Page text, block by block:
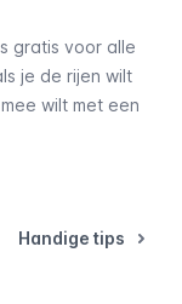
gratis voor alle
je de rijen wilt
wilt met een
Handige tips